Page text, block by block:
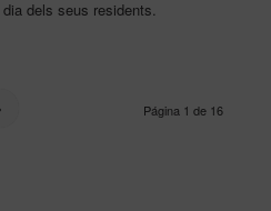
dels seus residents.
Página 1 de 16